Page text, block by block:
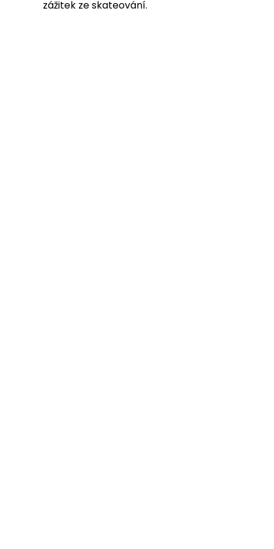
zážitek ze skateování.
Longboard NILS Extreme Wood